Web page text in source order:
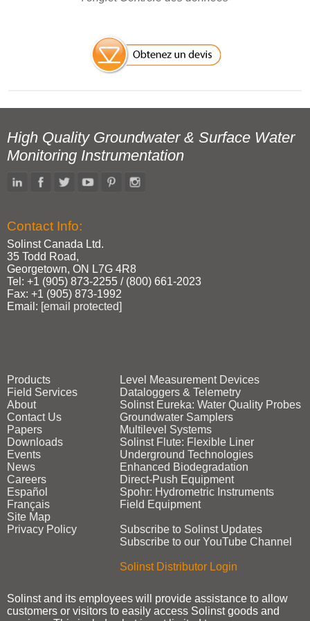
High Quality Groundwater & Surface Water
Monitoring Instrumentation
Contact Info:
Solinst Canada Ltd.
35 Todd Road,
Georgetown, ON L7G 4R8
Tel: +1 (905) 873‑2255 / (800) 661‑2023
Fax: +1 (905) 873‑1992
Email: [email protected]
Products
Field Services
About
Contact Us
Papers
Downloads
Events
News
Careers
Español
Français
Site Map
Privacy Policy
Level Measurement Devices
Dataloggers & Telemetry
Solinst Eureka: Water Quality Probes
Groundwater Samplers
Multilevel Systems
Solinst Flute: Flexible Liner
Underground Technologies
Enhanced Biodegradation
Direct‑Push Equipment
Spohr: Hydrometric Instruments
Field Equipment
Subscribe to Solinst Updates
Subscribe to our YouTube Channel
Solinst Distributor Login
Solinst and its employees will provide assistance to allow
customers or visitors to easily access Solinst goods and